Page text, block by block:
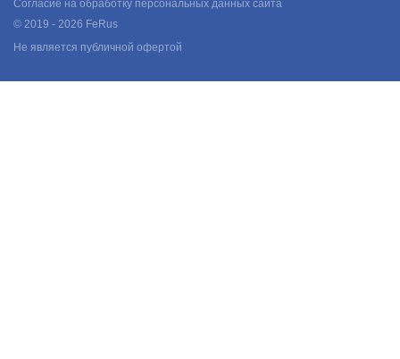
Согласие на обработку персональных данных сайта
© 2019 - 2026 FeRus
Не является публичной офертой